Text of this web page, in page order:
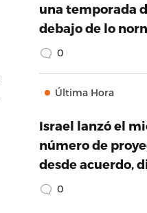
una temporada
debajo de lo
0
Última Hora
Israel lanzó el
número de
desde acuerdo,
0